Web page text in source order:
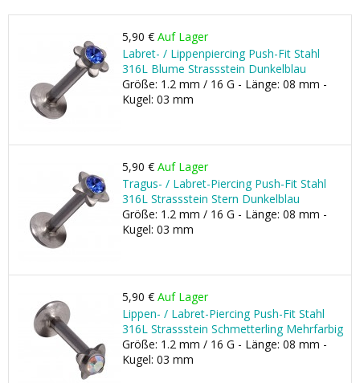
5,90 € Auf Lager
Labret- / Lippenpiercing Push-Fit Stahl
316L Blume Strassstein Dunkelblau
Größe: 1.2 mm / 16 G - Länge: 08 mm -
Kugel: 03 mm
5,90 € Auf Lager
Tragus- / Labret-Piercing Push-Fit Stahl
316L Strassstein Stern Dunkelblau
Größe: 1.2 mm / 16 G - Länge: 08 mm -
Kugel: 03 mm
5,90 € Auf Lager
Lippen- / Labret-Piercing Push-Fit Stahl
316L Strassstein Schmetterling Mehrfarbig
Größe: 1.2 mm / 16 G - Länge: 08 mm -
Kugel: 03 mm